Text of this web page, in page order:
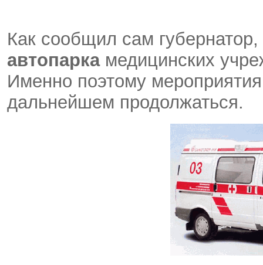
Как сообщил сам
автопаркамедицинских
Именно поэтому
дальнейшем продолжаться.